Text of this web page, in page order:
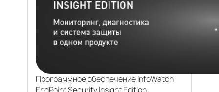
Программное обеспечение InfoWatch
EndPoint Security Insight Edition